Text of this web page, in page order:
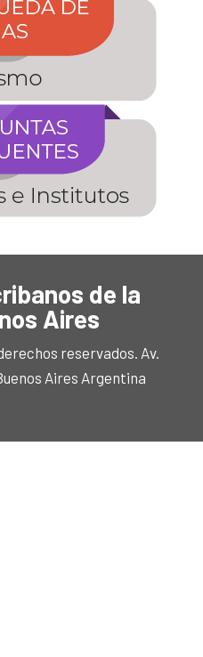
de la
Aires
reservados. Av.
Aires Argentina